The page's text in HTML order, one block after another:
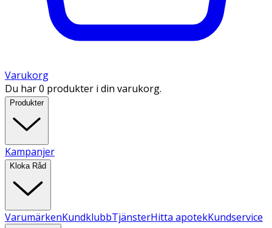
Varukorg
Du har 0 produkter i din varukorg.
Produkter
Kampanjer
Kloka Råd
VarumärkenKundklubbTjänsterHitta apotekKundservice